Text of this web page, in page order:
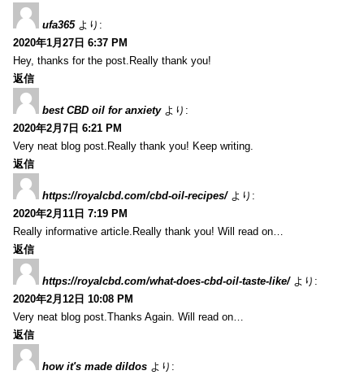
ufa365 より:
2020年1月27日 6:37 PM
Hey, thanks for the post.Really thank you!
返信
best CBD oil for anxiety より:
2020年2月7日 6:21 PM
Very neat blog post.Really thank you! Keep writing.
返信
https://royalcbd.com/cbd-oil-recipes/ より:
2020年2月11日 7:19 PM
Really informative article.Really thank you! Will read on…
返信
https://royalcbd.com/what-does-cbd-oil-taste-like/ より:
2020年2月12日 10:08 PM
Very neat blog post.Thanks Again. Will read on…
返信
how it's made dildos より: